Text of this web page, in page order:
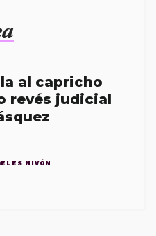
al capricho
revés judicial
NIVÓN